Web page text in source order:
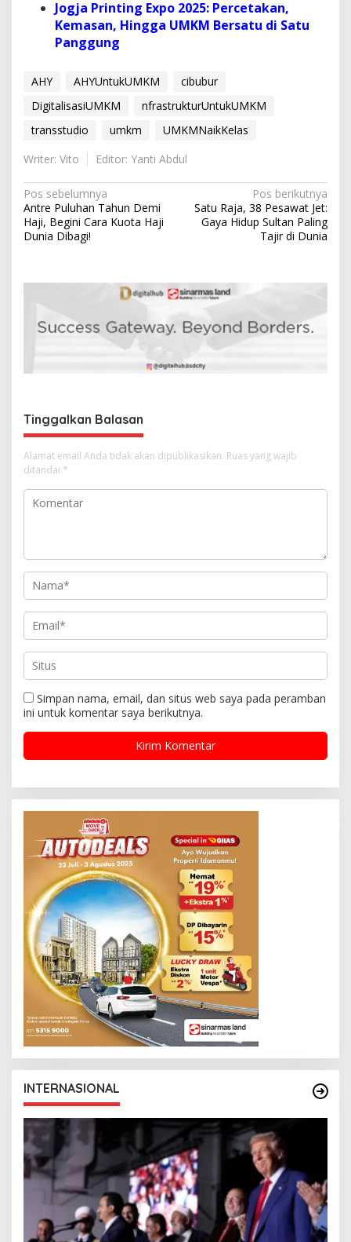
Jogja Printing Expo 2025: Percetakan,
Kemasan, Hingga UMKM Bersatu di Satu
Panggung
AHY AHYUntukUMKM
cibubur
DigitalisasiUMKM
nfrastrukturUntukUMKM
transstudio
umkm
UMKMNaikKelas
Writer: Vito
Editor: Yanti Abdul
N
a
v
g
p
s
Pos sebelumnya
Antre Puluhan Tahun Demi
Haji, Begini Cara Kuota Haji
Dunia Dibagi!
Pos berikutnya
Satu Raja, 38 Pesawat Jet:
Gaya Hidup Sultan Paling
Tajir di Dunia
Tinggalkan Balasan
Alamat email Anda tidak akan dipublikasikan. Ruas yang wajib
ditandai *
Simpan nama, email, dan situs web saya pada peramban
ini untuk komentar saya berikutnya.
INTERNASIONAL